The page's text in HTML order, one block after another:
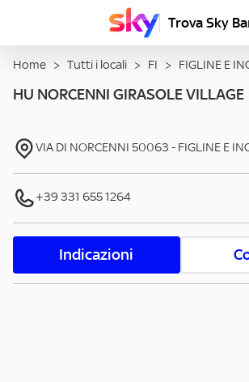
Trova Sky
Home > Tutti i locali > FI > FIGLINE E
HU NORCENNI GIRASOLE VILLAGE
VIA DI NORCENNI 50063 - FIGLINE E
+39 331 655 1264
Indicazioni